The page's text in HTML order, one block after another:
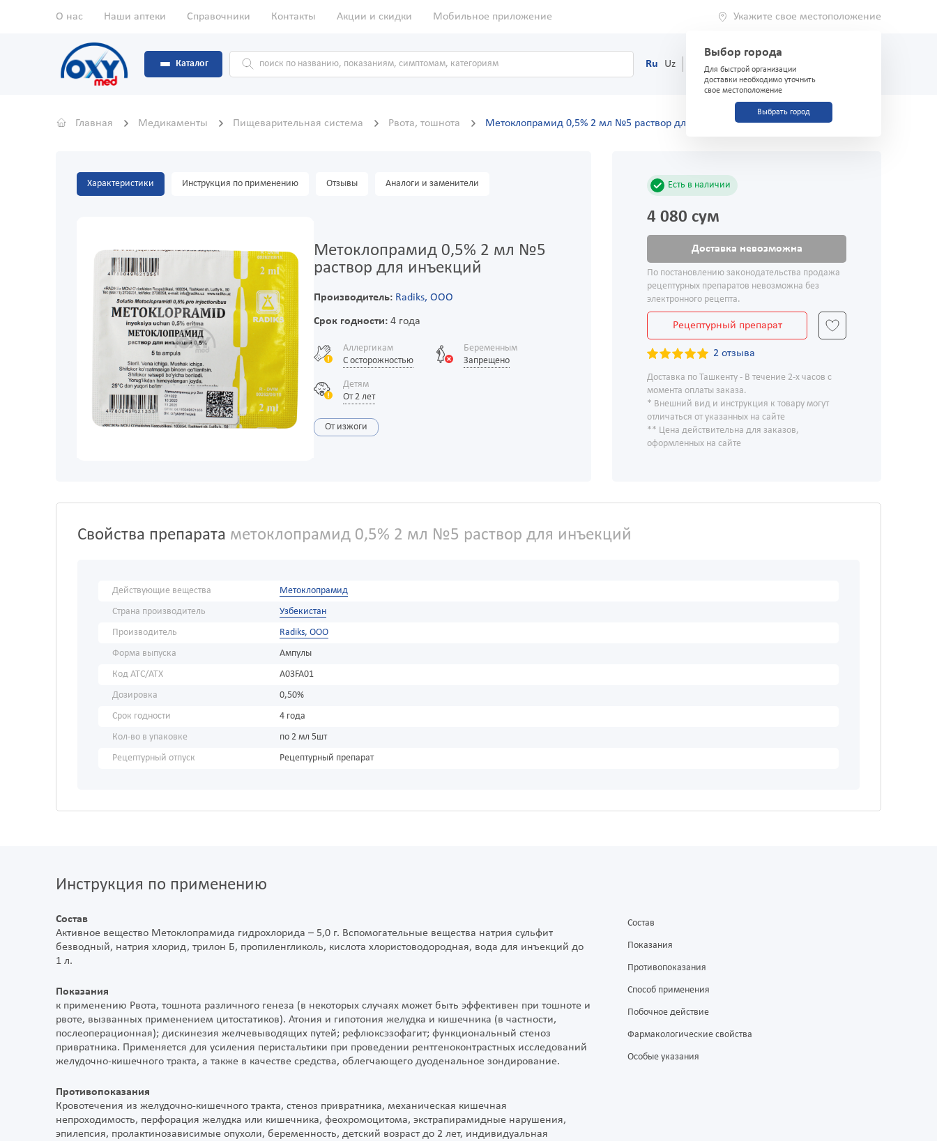
О нас Наши аптеки Справочники Контакты Акции и скидки Мобильное приложение Укажите свое местоположение
Выбор города
Для быстрой организации
доставки необходимо уточнить
свое местоположение
Выбрать город
Каталог Ru Uz (71) 200-03-03
Главная Медикаменты Пищеварительная система Рвота, тошнота Метоклопрамид 0,5% 2 мл №5 раствор для инъекций
Характеристики Инструкция по применению Отзывы Аналоги и заменители
Метоклопрамид 0,5% 2 мл №5
раствор для инъекций
Производитель: Radiks, ООО
Срок годности:4 года
Аллергикам
С осторожностью
Беременным
Запрещено
Детям
От 2 лет
От изжоги
Есть в наличии
4 080 сум
Доставка невозможна
По постановлению законодательства продажа
рецептурных препаратов невозможна без
электронного рецепта.
Рецептурный препарат
2 отзыва
Доставка по Ташкенту - В течение 2-х часов с
момента оплаты заказа.
* Внешний вид и инструкция к товару могут
отличаться от указанных на сайте
** Цена действительна для заказов,
оформленных на сайте
Свойства препарата метоклопрамид 0,5% 2 мл №5 раствор для инъекций
Действующие вещества
Метоклопрамид
Страна производитель
Узбекистан
Производитель
Radiks, ООО
Форма выпуска
Ампулы
Код АТС/ATX
A03FA01
Дозировка
0,50%
Срок годности
4 года
Кол-во в упаковке
по 2 мл 5шт
Рецептурный отпуск
Рецептурный препарат
Инструкция по применению
Состав
Активное вещество Метоклопрамида гидрохлорида – 5,0 г. Вспомогательные вещества натрия сульфит
безводный, натрия хлорид, трилон Б, пропиленгликоль, кислота хлористоводородная, вода для инъекций до
1 л.
Показания
к применению Рвота, тошнота различного генеза (в некоторых случаях может быть эффективен при тошноте и
рвоте, вызванных применением цитостатиков). Атония и гипотония желудка и кишечника (в частности,
послеоперационная); дискинезия желчевыводящих путей; рефлюксэзофагит; функциональный стеноз
привратника. Применяется для усиления перистальтики при проведении рентгеноконтрастных исследований
желудочно-кишечного тракта, а также в качестве средства, облегчающего дуоденальное зондирование.
Противопоказания
Кровотечения из желудочно-кишечного тракта, стеноз привратника, механическая кишечная
непроходимость, перфорация желудка или кишечника, феохромоцитома, экстрапирамидные нарушения,
эпилепсия, пролактинозависимые опухоли, беременность, детский возраст до 2 лет, индивидуальная
Состав
Показания
Противопоказания
Способ применения
Побочное действие
Фармакологические свойства
Особые указания